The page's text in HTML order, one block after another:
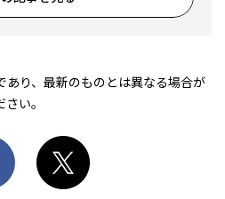
あり、最新のものとは異なる場合が
い。